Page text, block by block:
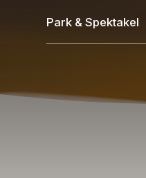
Park & Spektakel